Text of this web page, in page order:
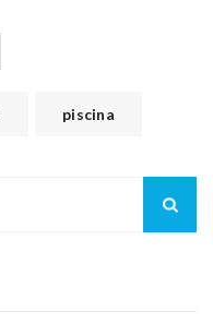
piscina